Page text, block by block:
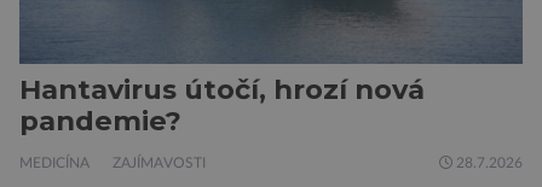
Hantavirus útočí, hrozí nová
pandemie?
MEDICÍNA ZAJÍMAVOSTI 28.7.2026